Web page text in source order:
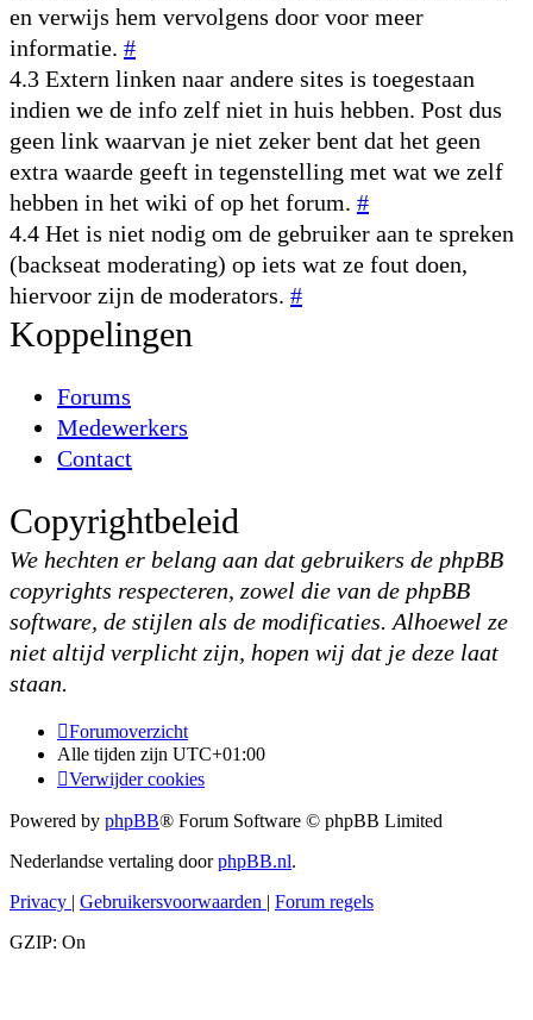
en verwijs hem vervolgens door voor meer
informatie. #
4.3 Extern linken naar andere sites is toegestaan
indien we de info zelf niet in huis hebben. Post dus
geen link waarvan je niet zeker bent dat het geen
extra waarde geeft in tegenstelling met wat we zelf
hebben in het wiki of op het forum. #
4.4 Het is niet nodig om de gebruiker aan te spreken
(backseat moderating) op iets wat ze fout doen,
hiervoor zijn de moderators. #
Koppelingen
Forums
Medewerkers
Contact
Copyrightbeleid
We hechten er belang aan dat gebruikers de phpBB
copyrights respecteren, zowel die van de phpBB
software, de stijlen als de modificaties. Alhoewel ze
niet altijd verplicht zijn, hopen wij dat je deze laat
staan.
Forumoverzicht
Alle tijden zijn UTC+01:00
Verwijder cookies
Powered by phpBB® Forum Software © phpBB Limited
Nederlandse vertaling doorphpBB.nl.
Privacy | Gebruikersvoorwaarden | Forum regels
GZIP: On